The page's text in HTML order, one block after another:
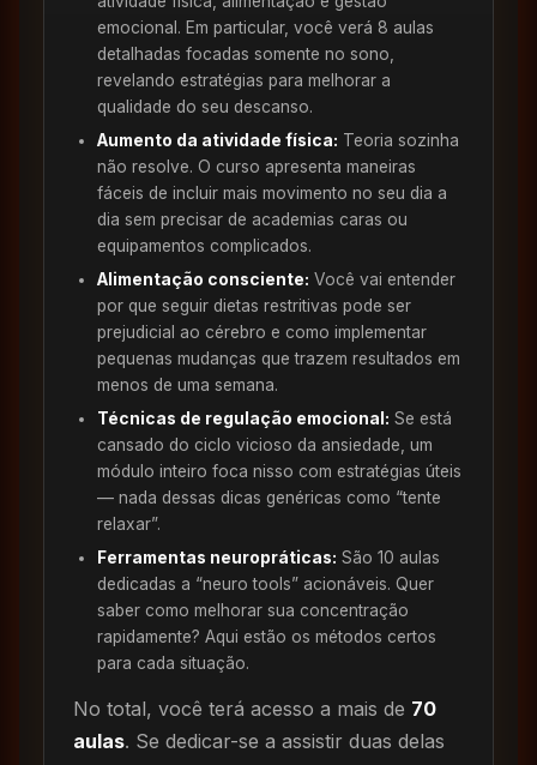
emocional. Em particular, você verá 8 aulas
detalhadas focadas somente no sono,
revelando estratégias para melhorar a
qualidade do seu descanso.
Aumento da atividade física: Teoria sozinha
não resolve. O curso apresenta maneiras
fáceis de incluir mais movimento no seu dia a
dia sem precisar de academias caras ou
equipamentos complicados.
Alimentação consciente: Você vai entender
por que seguir dietas restritivas pode ser
prejudicial ao cérebro e como implementar
pequenas mudanças que trazem resultados em
menos de uma semana.
Técnicas de regulação emocional: Se está
cansado do ciclo vicioso da ansiedade, um
módulo inteiro foca nisso com estratégias úteis
— nada dessas dicas genéricas como “tente
relaxar”.
Ferramentas neuropráticas: São 10 aulas
dedicadas a “neuro tools” acionáveis. Quer
saber como melhorar sua concentração
rapidamente? Aqui estão os métodos certos
para cada situação.
No total, você terá acesso a mais de 70
aulas. Se dedicar-se a assistir duas delas